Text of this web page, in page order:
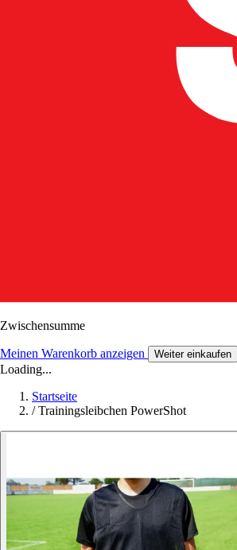
Zwischensumme
Meinen Warenkorb anzeigen Weiter einkaufen
Loading...
Startseite
/ Trainingsleibchen PowerShot